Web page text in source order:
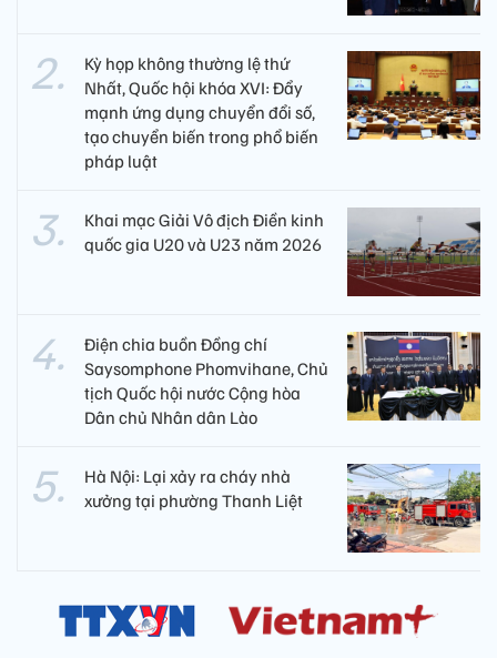
Kỳ họp không thường lệ thứ
Nhất, Quốc hội khóa XVI: Đẩy
mạnh ứng dụng chuyển đổi số,
tạo chuyển biến trong phổ biến
pháp luật
Khai mạc Giải Vô địch Điền kinh
quốc gia U20 và U23 năm 2026
Điện chia buồn Đồng chí
Saysomphone Phomvihane, Chủ
tịch Quốc hội nước Cộng hòa
Dân chủ Nhân dân Lào
Hà Nội: Lại xảy ra cháy nhà
xưởng tại phường Thanh Liệt